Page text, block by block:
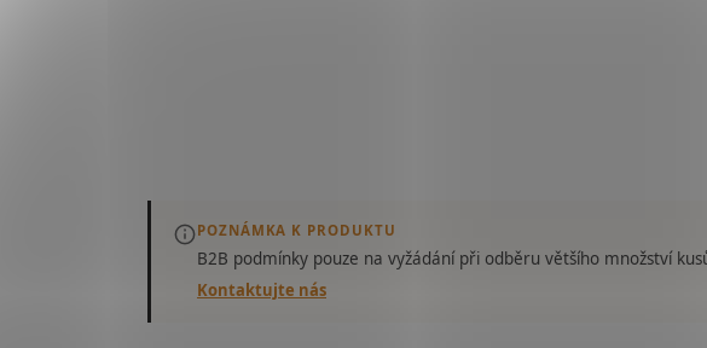
POZNÁMKA K PRODUKTU
B2B podmínky pouze na vyžádánípři odběru většího množství
Kontaktujte nás